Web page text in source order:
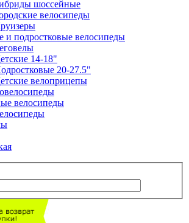
шоссейные
велосипеды
и подростковые велосипеды
14-18"
20-27.5"
велоприцепы
велосипеды